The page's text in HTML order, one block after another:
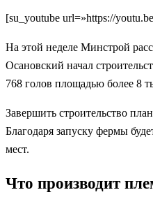
[su_youtube url=»https://
На этой неделе Минстрой
Осановский начал
768 голов площадью более 8
Завершить строительство
Благодаря запуску фермы
мест.
Что производит